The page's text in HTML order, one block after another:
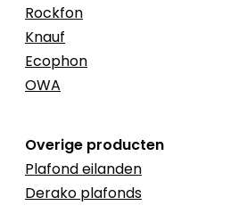
Rockfon
Knauf
Ecophon
OWA
Overige producten
Plafond eilanden
Derako plafonds